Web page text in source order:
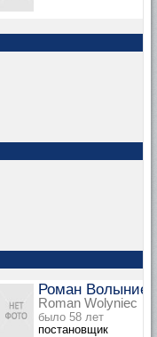
Роман Волыниец
Roman Wolyniec
было 58 лет
постановщик